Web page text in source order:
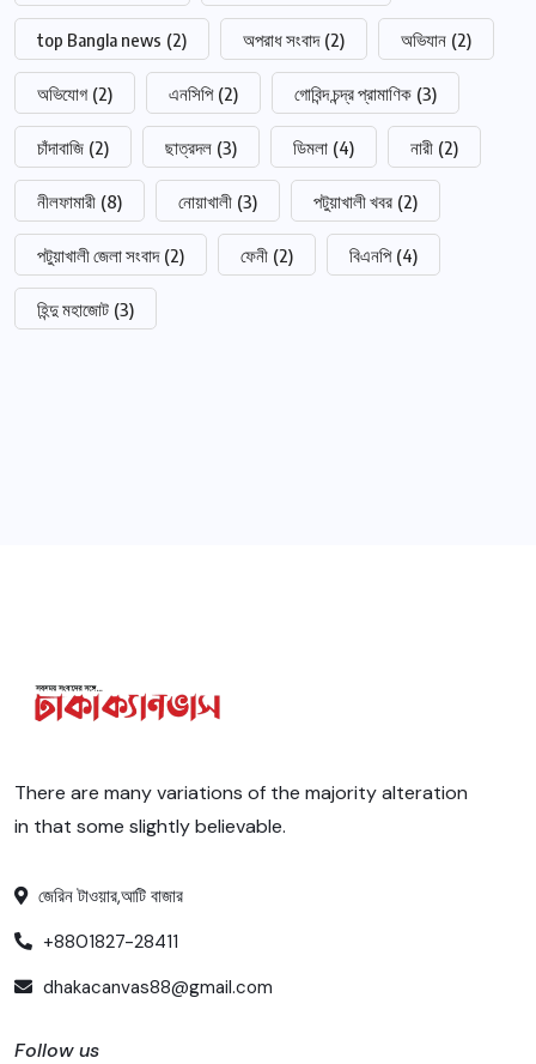
top Bangla news (2) অপরাধ সংবাদ (2) অভিযান (2)
অভিযোগ (2) এনসিপি (2) গোবিন্দ চন্দ্র প্রামাণিক (3)
চাঁদাবাজি (2) ছাত্রদল (3) ডিমলা (4) নারী (2)
নীলফামারী (8) নোয়াখালী (3) পটুয়াখালী খবর (2)
পটুয়াখালী জেলা সংবাদ (2) ফেনী (2) বিএনপি (4)
হিন্দু মহাজোট (3)
There are many variations of the majority alteration
in that some slightly believable.
জেরিন টাওয়ার,আটি বাজার
+8801827-28411
dhakacanvas88@gmail.com
Follow us